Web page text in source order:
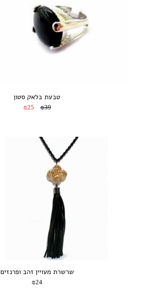
טבעת בלאק סטון
₪39
₪25
שרשרת מעויין זהב ופרנזים
₪24